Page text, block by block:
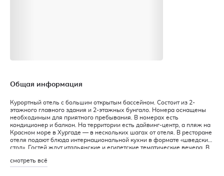
Общая информация
Курортный отель с большим открытым бассейном. Состоит из 2-
этажного главного здания и 2-этажных бунгало. Номера оснащены
необходимым для приятного пребывания. В номерах есть
кондиционер и балкон. На территории есть дайвинг-центр, а пляж на
Красном море в Хургаде — в нескольких шагах от отеля. В ресторане
отеля подают блюда интернациональной кухни в формате «шведский
стол». Гостей ждут итальянские и египетские тематические вечера. В
коктейли.
смотреть всё